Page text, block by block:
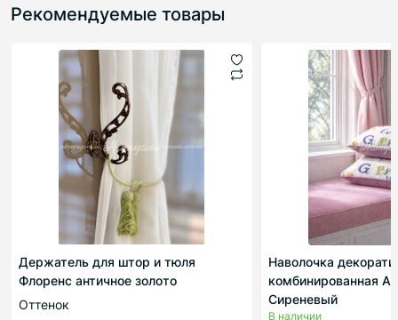
Рекомендуемые товары
Держатель для штор и тюля
Флоренс античное золото
Оттенок
Наволочка
комбинированная
Сиреневый
В наличии